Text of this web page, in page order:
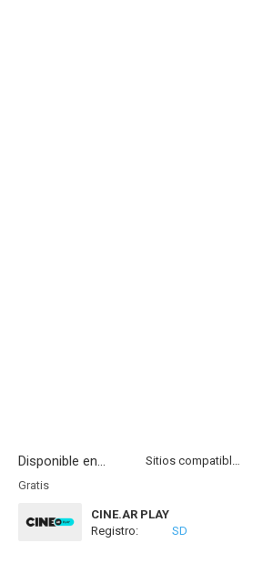
Disponible en...
Sitios compatibles
Gratis
CINE.AR PLAY
Registro:
SD